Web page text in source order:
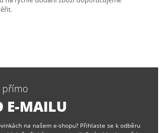
přímo
E-MAILU
na našem e-shopu? Přihlaste se k odběru